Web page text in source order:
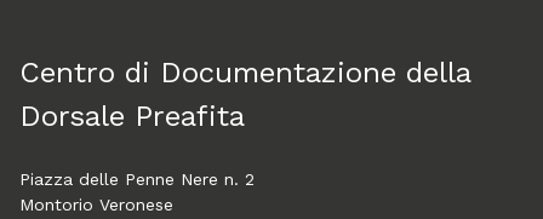
Centro di Documentazione della
Dorsale Preafita
Piazza delle Penne Nere n. 2
Montorio Veronese